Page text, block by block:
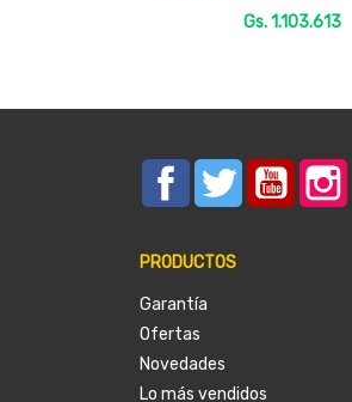
Gs. 1.103.613
FacebookTwitterYouTube
PRODUCTOS
Garantía
Ofertas
Novedades
Lo más vendidos